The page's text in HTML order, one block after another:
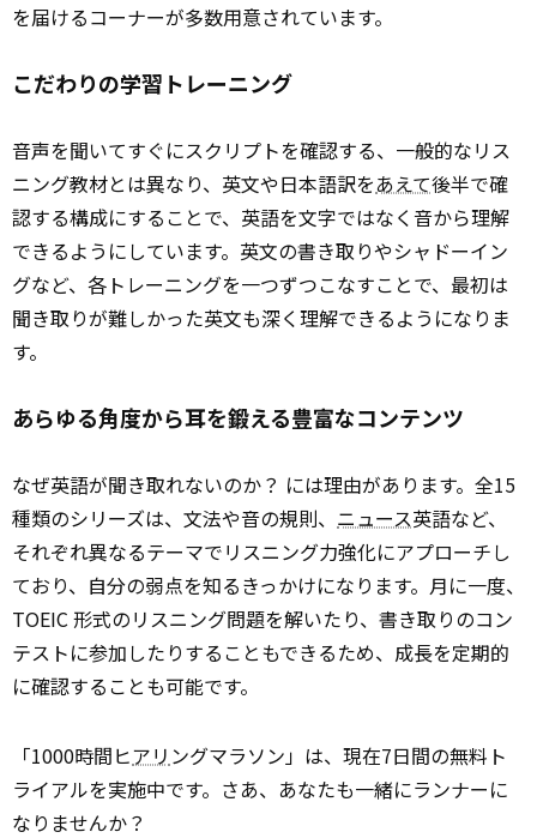
を届けるコーナーが多数用意されています。
こだわりの学習トレーニング
音声を聞いてすぐにスクリプトを確認する、一般的なリス
ニング教材とは異なり、英文や日本語訳をあえて後半で確
認する構成にすることで、英語を文字ではなく音から理解
できるようにしています。英文の書き取りやシャドーイン
グなど、各トレーニングを一つずつこなすことで、最初は
聞き取りが難しかった英文も深く理解できるようになりま
す。
あらゆる角度から耳を鍛える豊富なコンテンツ
なぜ英語が聞き取れないのか？ には理由があります。全15
種類のシリーズは、文法や音の規則、 ニュース英語など、
それぞれ異なるテーマでリスニング力強化にアプローチし
ており、自分の弱点を知るきっかけになります。月に一度、
TOEIC 形式のリスニング問題を解いたり、書き取りのコン
テストに参加したりすることもできるため、成長を定期的
に確認することも可能です。
「1000時間ヒアリ ングマラソン」は、現在7日間の無料ト
ライアルを実施中です。さあ、あなたも一緒にランナーに
なりませんか？